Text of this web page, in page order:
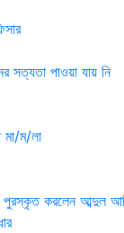
সত্যতা পাওয়া যায় নি
মা/ম/লা
পুরস্কৃত করলেন আব্দুল